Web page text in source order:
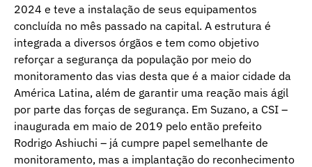
2024 e teve a instalação de seus equipamentos
concluída no mês passado na capital. A estrutura é
integrada a diversos órgãos e tem como objetivo
reforçar a segurança da população por meio do
monitoramento das vias desta que é a maior cidade da
América Latina, além de garantir uma reação mais ágil
por parte das forças de segurança. Em Suzano, a CSI –
inaugurada em maio de 2019 pelo então prefeito
Rodrigo Ashiuchi – já cumpre papel semelhante de
monitoramento, mas a implantação do reconhecimento